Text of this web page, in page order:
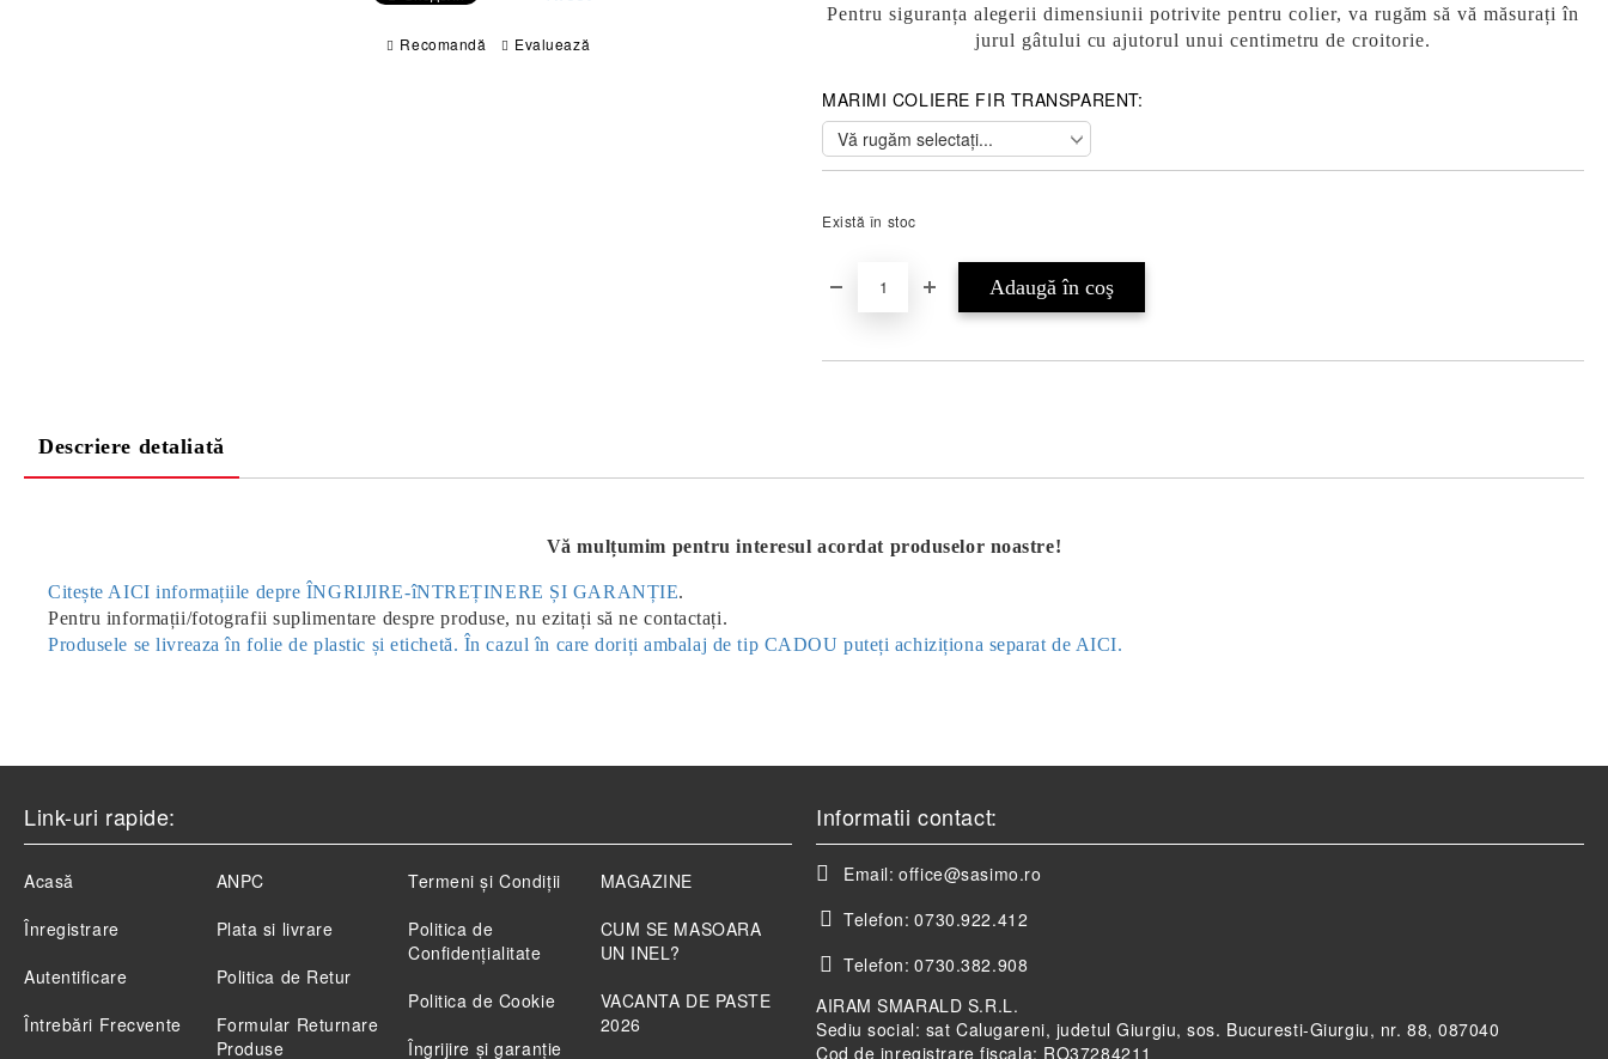
Pentru siguranța alegerii dimensiunii potrivite pentru colier, va rugăm să vă măsurați în
jurul gâtului cu ajutorul unui centimetru de croitorie.
MARIMI COLIERE FIR TRANSPARENT:
Există în stoc
Recomandă Evaluează
Descriere detaliată
Vă mulțumim pentru interesul acordat produselor noastre!
Citește AICI informațiile depre ÎNGRIJIRE-îNTREȚINERE ȘI GARANȚIE.
Pentru informații/fotografii suplimentare despre produse, nu ezitați să ne contactați.
Produsele se livreaza în folie de plastic și etichetă. În cazul în care doriți ambalaj de tip CADOU puteți achiziționa separat de AICI.
Link-uri rapide:
Acasă
Înregistrare
Autentificare
Întrebări Frecvente
ANPC
Plata si livrare
Politica de Retur
Formular Returnare
Produse
Termeni și Condiții
Politica de
Confidenţialitate
Politica de Cookie
Îngrijire și garanție
MAGAZINE
CUM SE MASOARA
UN INEL?
VACANTA DE PASTE
2026
Informatii contact:
Email: office@sasimo.ro
Telefon: 0730.922.412
Telefon: 0730.382.908
AIRAM SMARALD S.R.L.
Sediu social: sat Calugareni, judetul Giurgiu, sos. Bucuresti-Giurgiu, nr. 88, 087040
Cod de inregistrare fiscala: RO37284211